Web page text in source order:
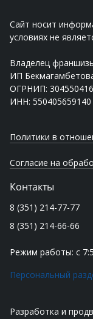
Сайт носит
условиях не
Владелец
ИП
ОГРНИП:
ИНН: 550405659140
Политики в
Согласие на
Контакты
8 (351) 214-77-77
8 (351) 214-66-66
Режим работы: с
Персональный
Разработка и